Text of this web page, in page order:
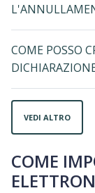
COME POSSO
VEDI ALTRO
COME